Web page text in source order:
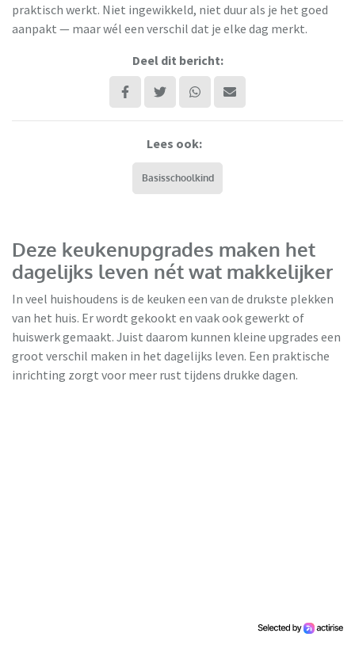
praktisch werkt. Niet ingewikkeld, niet duur als je het goed
aanpakt — maar wél een verschil dat je elke dag merkt.
Deel dit bericht:
Lees ook:
Basisschoolkind
Deze keukenupgrades maken het
dagelijks leven nét wat makkelijker
In veel huishoudens is de keuken een van de drukste plekken
van het huis. Er wordt gekookt en vaak ook gewerkt of
huiswerk gemaakt. Juist daarom kunnen kleine upgrades een
groot verschil maken in het dagelijks leven. Een praktische
inrichting zorgt voor meer rust tijdens drukke dagen.